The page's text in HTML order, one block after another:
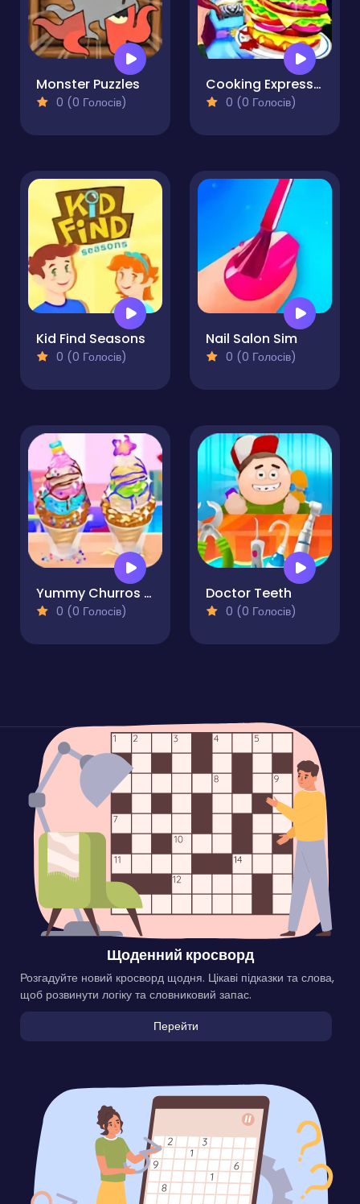
Monster Puzzles
0 (0 Голосів)
Cooking Express - Match & Serve Restaurant Game
0 (0 Голосів)
Kid Find Seasons
0 (0 Голосів)
Nail Salon Sim
0 (0 Голосів)
Yummy Churros Ice Cream
0 (0 Голосів)
Doctor Teeth
0 (0 Голосів)
Щоденний кросворд
Розгадуйте новий кросворд щодня. Цікаві підказки та слова,
щоб розвинути логіку та словниковий запас.
Перейти